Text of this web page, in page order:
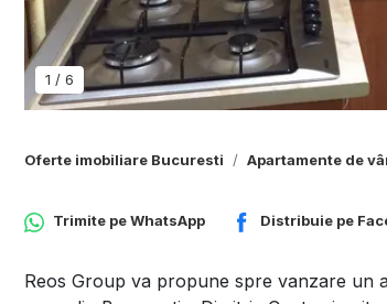
1 / 6
Oferte imobiliare Bucuresti Apartamente de
Trimite peWhatsApp Distribuie pe
Reos Group va propune spre vanzare un